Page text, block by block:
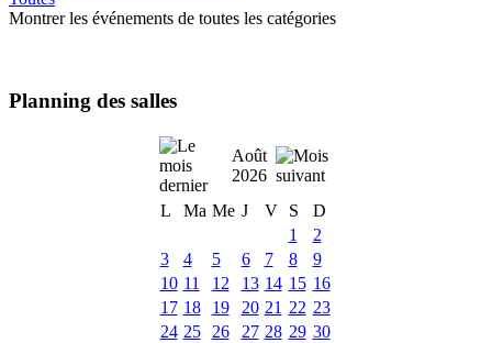
Montrer les événements de toutes les catégories
Planning des salles
Août
2026
L
Ma Me J V S
D
1
2
3
4 5 6 7 8
9
10 11 12 13 14 15 16
17 18 19 20 21 22 23
24 25 26 27 28 29 30